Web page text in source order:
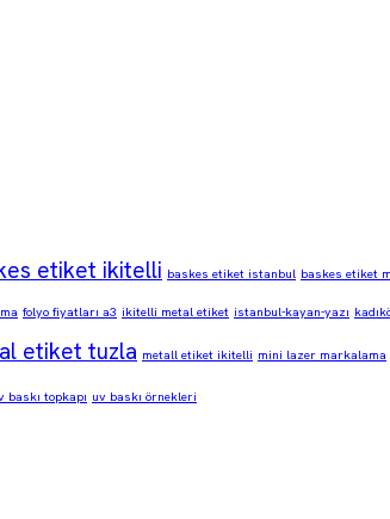
etiket ikitelli baskes etiket istanbul baskes etiket
folyo fiyatları a3 ikitelli metal etiket istanbul-kayan-yazı
etiket tuzla metall etiket ikitelli mini lazer markalama
baskı topkapı uv baskı örnekleri